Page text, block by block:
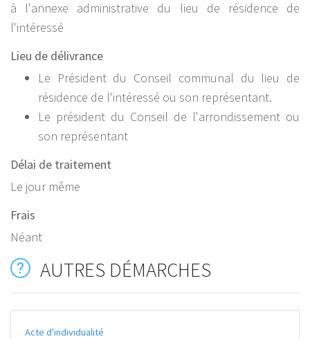
à l'annexe administrative du lieu de résidence de
l'intéressé
Lieu de délivrance
Le Président du Conseil communal du lieu de
résidence de l'intéressé ou son représentant.
Le président du Conseil de l'arrondissement ou
son représentant
Délai de traitement
Le jour même
Frais
Néant
AUTRES DÉMARCHES
Acte d'individualité